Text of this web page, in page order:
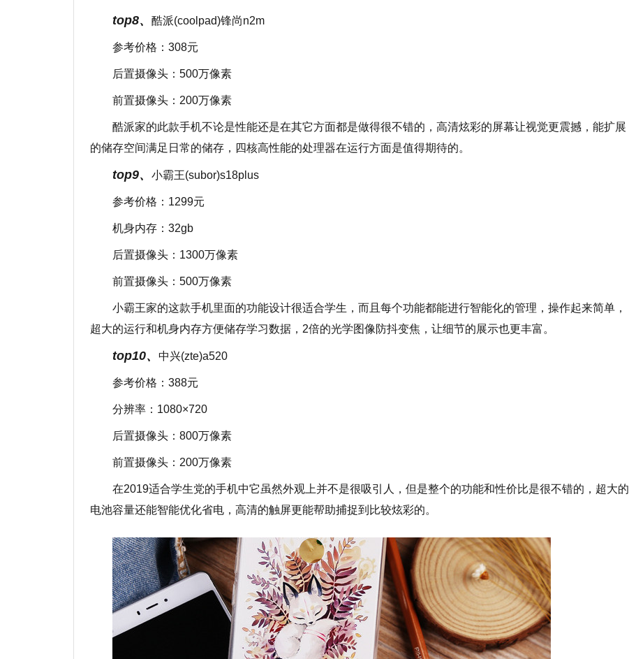
top8、 酷派(coolpad)锋尚n2m
参考价格：308元
后置摄像头：500万像素
前置摄像头：200万像素
酷派家的此款手机不论是性能还是在其它方面都是做得很不错的，高清炫彩的屏幕让视觉更震撼，能扩展
的储存空间满足日常的储存，四核高性能的处理器在运行方面是值得期待的。
top9、 小霸王(subor)s18plus
参考价格：1299元
机身内存：32gb
后置摄像头：1300万像素
前置摄像头：500万像素
小霸王家的这款手机里面的功能设计很适合学生，而且每个功能都能进行智能化的管理，操作起来简单，
超大的运行和机身内存方便储存学习数据，2倍的光学图像防抖变焦，让细节的展示也更丰富。
top10、 中兴(zte)a520
参考价格：388元
分辨率：1080×720
后置摄像头：800万像素
前置摄像头：200万像素
在2019适合学生党的手机中它虽然外观上并不是很吸引人，但是整个的功能和性价比是很不错的，超大的
电池容量还能智能优化省电，高清的触屏更能帮助捕捉到比较炫彩的。